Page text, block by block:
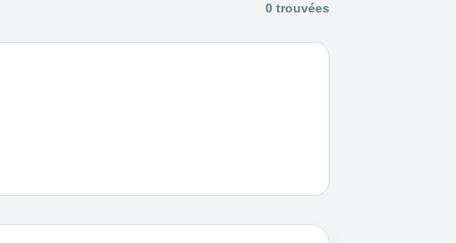
0 trouvées